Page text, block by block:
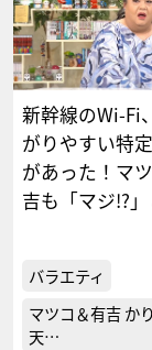
新幹線のWi-Fi
がりやすい特
があった！マ
吉も「マジ!?
バラエティ
マツコ＆有吉 か
天…